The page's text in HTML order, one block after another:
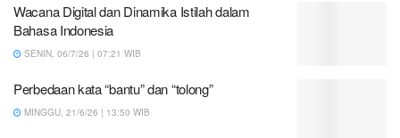
Wacana Digital dan Dinamika Istilah dalam
Bahasa Indonesia
SENIN, 06/7/26 | 07:21 WIB
Perbedaan kata “bantu” dan “tolong”
MINGGU, 21/6/26 | 13:50 WIB